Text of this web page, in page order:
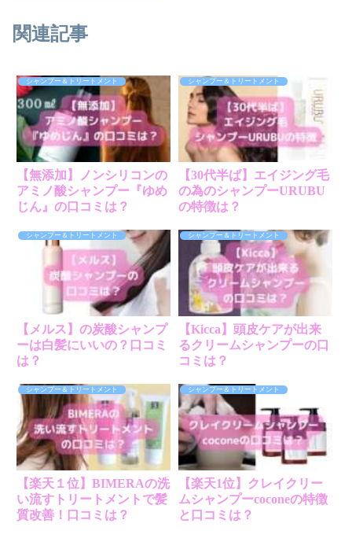
関連記事
シャンプー＆トリートメント
【無添加】ノンシリコンの
アミノ酸シャンプー『ゆめ
じん』の口コミは？
シャンプー＆トリートメント
【30代半ば】エイジング毛
の為のシャンプーURUBU
の特徴は？
シャンプー＆トリートメント
【メルス】の炭酸シャンプ
ーは白髪にいいの？口コミ
は？
シャンプー＆トリートメント
【Kicca】頭皮ケアが出来
るクリームシャンプーの口
コミは？
シャンプー＆トリートメント
【楽天１位】BIMERAの洗
い流すトリートメントで髪
質改善！口コミは？
シャンプー＆トリートメント
【楽天1位】クレイクリー
ムシャンプーcoconeの特徴
と口コミは？